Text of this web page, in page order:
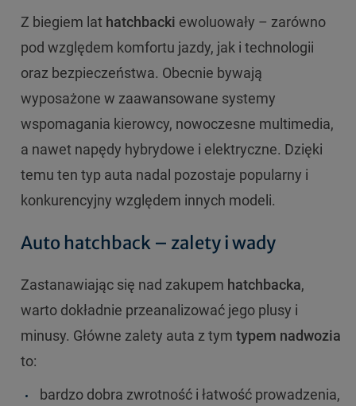
Z biegiem lat hatchbacki ewoluowały – zarówno
pod względem komfortu jazdy, jak i technologii
oraz bezpieczeństwa. Obecnie bywają
wyposażone w zaawansowane systemy
wspomagania kierowcy, nowoczesne multimedia,
a nawet napędy hybrydowe i elektryczne. Dzięki
temu ten typ auta nadal pozostaje popularny i
konkurencyjny względem innych modeli.
Auto hatchback – zalety i wady
Zastanawiając się nad zakupem hatchbacka,
warto dokładnie przeanalizować jego plusy i
minusy. Główne zalety auta z tym typem nadwozia
to:
bardzo dobra zwrotność i łatwość prowadzenia,